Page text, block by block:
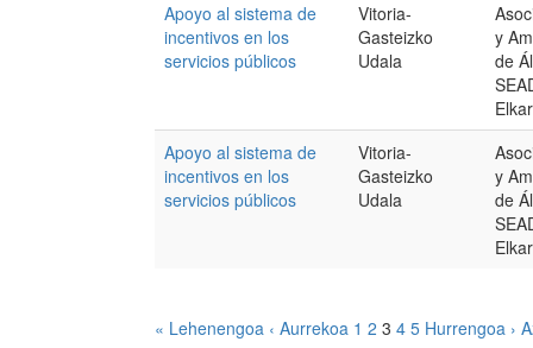
Apoyo al sistema de
incentivos en los
servicios públicos
Vitoria-
Gasteizko
Udala
y
de
Apoyo al sistema de
incentivos en los
servicios públicos
Vitoria-
Gasteizko
Udala
y
de
« Lehenengoa ‹ Aurrekoa 1 2 3 4 5 Hurrengoa ›